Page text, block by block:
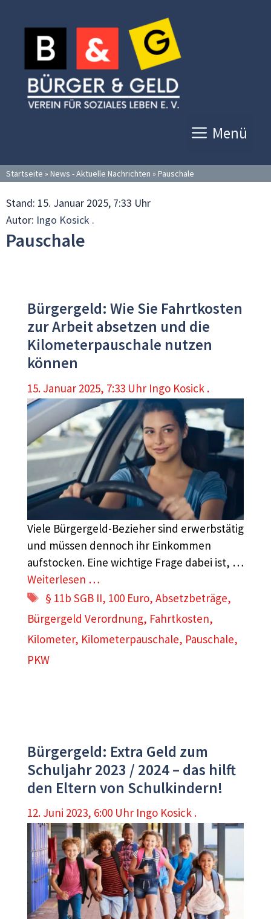
Inhalt
springen
Menü
Startseite » News - Aktuelle Nachrichten » Pauschale
Stand: 15. Januar 2025, 7:33 Uhr
Autor: Ingo Kosick .
Pauschale
Bürgergeld: Wie Sie Fahrtkosten
zur Arbeit absetzen und die
Kilometerpauschale nutzen
können
15. Januar 2025, 7:33 Uhr Ingo Kosick .
Viele Bürgergeld-Bezieher sind erwerbstätig
und müssen dennoch ihr Einkommen
aufstocken. Eine wichtige Frage dabei ist, …
Weiterlesen …
Schlagwörter
§ 11b SGB II, 100 Euro,Absetzbeträge,
Bürgergeld Verordnung, Fahrtkosten,
Kilometer, Kilometerpauschale, Pauschale,
PKW
Bürgergeld: Extra Geld zum
Schuljahr 2023 / 2024 – das hilft
den Eltern von Schulkindern!
12. Juni 2023, 6:00 Uhr Ingo Kosick .